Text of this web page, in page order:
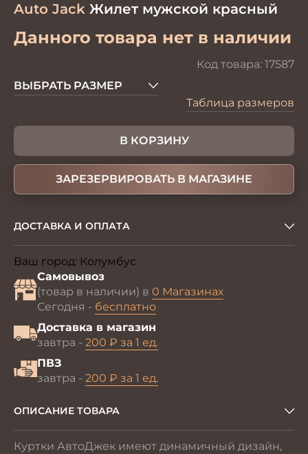
Auto Jack Жилет мужской красный
Данного товара нет в наличии
Код товара: 17587
ВЫБРАТЬ РАЗМЕР
Таблица размеров
В КОРЗИНУ
ЗАРЕЗЕРВИРОВАТЬ В МАГАЗИНЕ
ДОСТАВКА И ОПЛАТА
Ваш город: Колумбус
Самовывоз
(товар в наличии) в 0 Магазинах
Сегодня - бесплатно
Доставка в магазин
завтра - 200 ₽ за 1 ед.
ПВЗ
завтра - 200 ₽ за 1 ед.
ОПИСАНИЕ ТОВАРА
Куртки АвтоДжек имеют динамичный дизайн,